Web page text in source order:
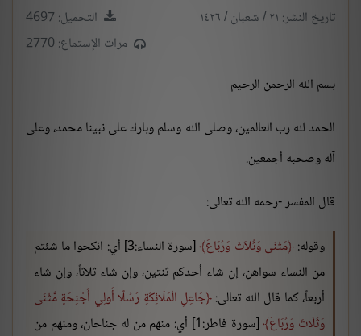
تاريخ النشر: ٢١ / شعبان / ١٤٢٦
التحميل: 4697
مرات الإستماع: 2770
بسم الله الرحمن الرحيم
الحمد لله رب العالمين، وصلى الله وسلم وبارك على نبينا محمد، وعلى
آله وصحبه أجمعين.
قال المفسر -رحمه الله تعالى:
وقوله: مَثْنَى وَثُلاَثَ وَرُبَاعَ
[سورة النساء:3] أي: انكحوا ما شئتم
من النساء سواهن، إن شاء أحدكم ثنتين، وإن شاء ثلاثاً، وإن شاء
أربعاً، كما قال الله تعالى: جَاعِلِ الْمَلَائِكَةِ رُسُلًا أُولِي أَجْنِحَةٍ مَّثْنَى
وَثُلَاثَ وَرُبَاعَ
[سورة فاطر:1] أي: منهم من له جناحان، ومنهم من